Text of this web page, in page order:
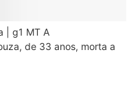
| g1 MT A
de 33 anos, morta a